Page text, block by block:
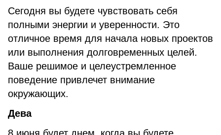
Сегодня вы будете чувствовать себя
полными энергии и уверенности. Это
отличное время для начала новых проектов
или выполнения долговременных целей.
Ваше решимое и целеустремленное
поведение привлечет внимание
окружающих.
Дева